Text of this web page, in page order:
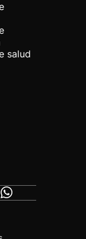
salud